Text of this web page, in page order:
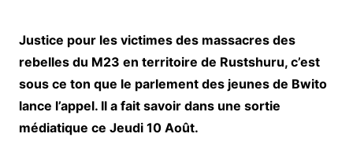
Justice pour les victimes des massacres des
rebelles du M23 en territoire de Rustshuru, c’est
sous ce ton que le parlement des jeunes de Bwito
lance l’appel. Il a fait savoir dans une sortie
médiatique ce Jeudi 10 Août.